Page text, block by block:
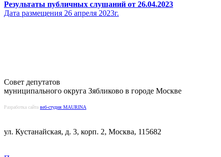
Результаты публичных слушаний от 26.04.2023
Дата размещения 26 апреля 2023г.
Совет депутатов
муниципального округа Зябликово в городе Москве
Разработка сайта веб-студия MAURINA
ул. Кустанайская, д. 3, корп. 2, Москва, 115682